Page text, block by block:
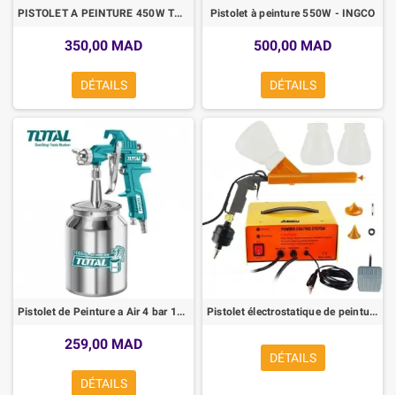
PISTOLET A PEINTURE 450W TOTAL
350,00 MAD
DÉTAILS
Pistolet à peinture 550W - INGCO
500,00 MAD
DÉTAILS
Pistolet de Peinture a Air 4 bar 1000cc
259,00 MAD
DÉTAILS
Pistolet électrostatique de peinture époxy
DÉTAILS